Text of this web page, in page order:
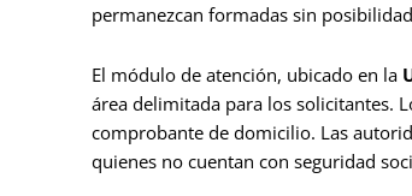
permanezcan formadas sin
El módulo de atención, ubicado en la
área delimitada para los solicitantes.
comprobante de domicilio. Las
quienes no cuentan con seguridad